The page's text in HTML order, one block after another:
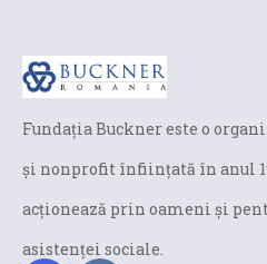
Fundaţia Buckner este o
și nonprofit înfiinţată în anul
acţionează prin oameni şi
asistenței sociale.